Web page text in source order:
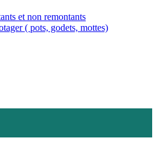
et non remontants
( pots, godets, mottes)